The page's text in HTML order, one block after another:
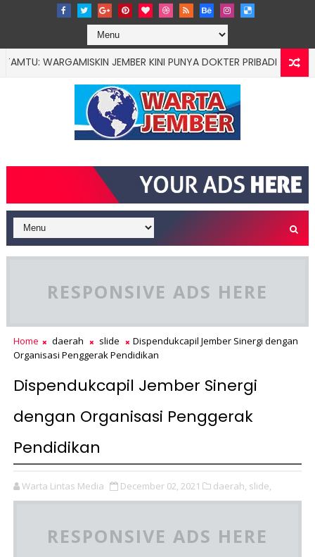
WARGAMISKIN JEMBER KINI PUNYA DOKTER PRIBADI
RESPONSIVE ADS HERE
Home daerah slide
Dispendukcapil Jember Sinergi dengan
Organisasi Penggerak Pendidikan
Dispendukcapil Jember Sinergi
dengan Organisasi Penggerak
Pendidikan
Warta Lintas Media December 02, 2021 daerah, slide,
RESPONSIVE ADS HERE